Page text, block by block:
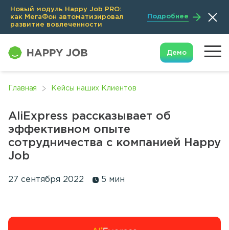
Новый модуль Happy Job PRO:
как МегаФон автоматизировал
развитие вовлеченности
Подробнее
Демо
Главная Кейсы наших Клиентов
AliExpress рассказывает об
эффективном опыте
сотрудничества с компанией Happy
Job
27 сентября 2022 5 мин